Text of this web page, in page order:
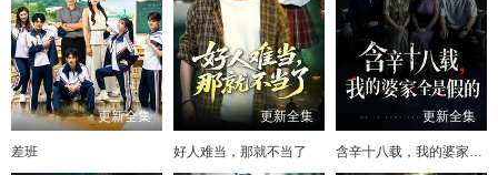
更新全集
差班
更新全集
好人难当，那就不当了
更新全集
含辛十八载，我的婆家全是假的